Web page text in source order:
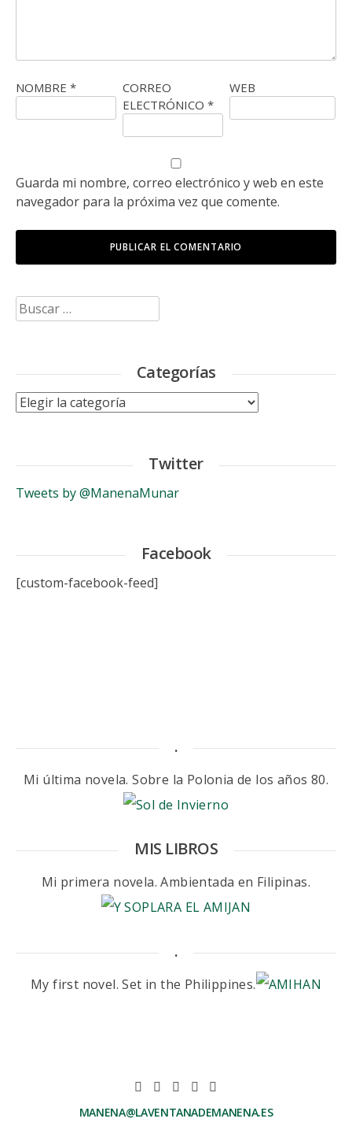
NOMBRE *
CORREO
ELECTRÓNICO *
WEB
Guarda mi nombre, correo electrónico y web en este
navegador para la próxima vez que comente.
Buscar:
Categorías
Categorías
Twitter
Tweets by @ManenaMunar
Facebook
[custom-facebook-feed]
.
Mi última novela. Sobre la Polonia de los años 80.
MIS LIBROS
Mi primera novela. Ambientada en Filipinas.
.
My first novel. Set in the Philippines.
MANENA@LAVENTANADEMANENA.ES